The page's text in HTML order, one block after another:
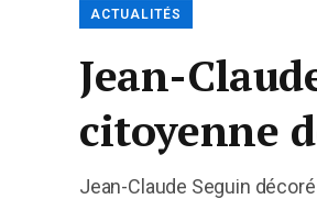
ACTUALITÉS
Jean-
citoyenne
Jean-Claude Seguin